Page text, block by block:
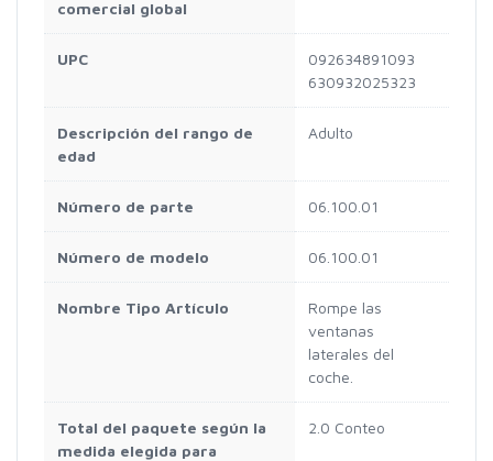
comercial global
UPC
092634891093
630932025323
Descripción del rango de
edad
Adulto
Número de parte 06.100.01
Número de modelo 06.100.01
Nombre Tipo Artículo
Rompe las
ventanas
laterales del
coche.
Total del paquete según la
medida elegida para
2.0 Conteo